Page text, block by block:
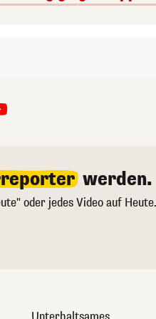
werden.
oder jedes Video auf